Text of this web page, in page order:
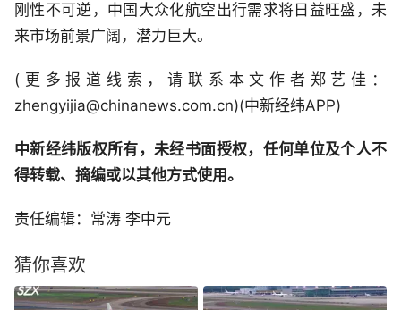
刚性不可逆，中国大众化航空出行需求将日益旺盛，未
来市场前景广阔，潜力巨大。
(更多报道线索，请联系本文作者郑艺佳：
zhengyijia@chinanews.com.cn)(中新经纬APP)
中新经纬版权所有，未经书面授权，任何单位及个人不
得转载、摘编或以其他方式使用。
责任编辑：常涛 李中元
猜你喜欢